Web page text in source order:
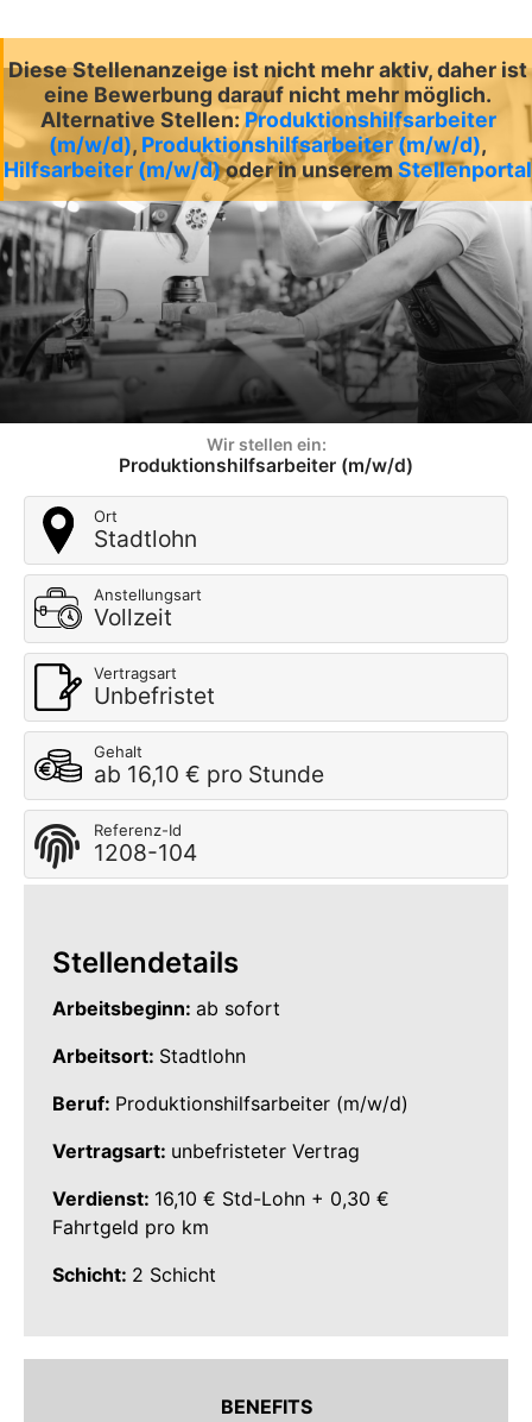
Diese Stellenanzeige ist nicht mehr aktiv, daher ist
eine Bewerbung darauf nicht mehr möglich.
Alternative Stellen:Produktionshilfsarbeiter
(m/w/d), Produktionshilfsarbeiter (m/w/d),
Hilfsarbeiter (m/w/d)oder in unseremStellenportal
Wir stellen ein:
Produktionshilfsarbeiter (m/w/d)
Ort
Stadtlohn
Anstellungsart
Vollzeit
Vertragsart
Unbefristet
Gehalt
ab 16,10 € pro Stunde
Referenz-Id
1208-104
Stellendetails
Arbeitsbeginn: ab sofort
Arbeitsort: Stadtlohn
Beruf: Produktionshilfsarbeiter (m/w/d)
Vertragsart: unbefristeter Vertrag
Verdienst: 16,10 € Std-Lohn + 0,30 €
Fahrtgeld pro km
Schicht: 2 Schicht
BENEFITS